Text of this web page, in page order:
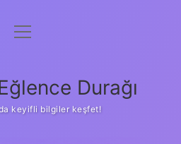
Anasayfa
Yasal Uyarı
menüyü
Durağı
keyifli bilgiler keşfet!